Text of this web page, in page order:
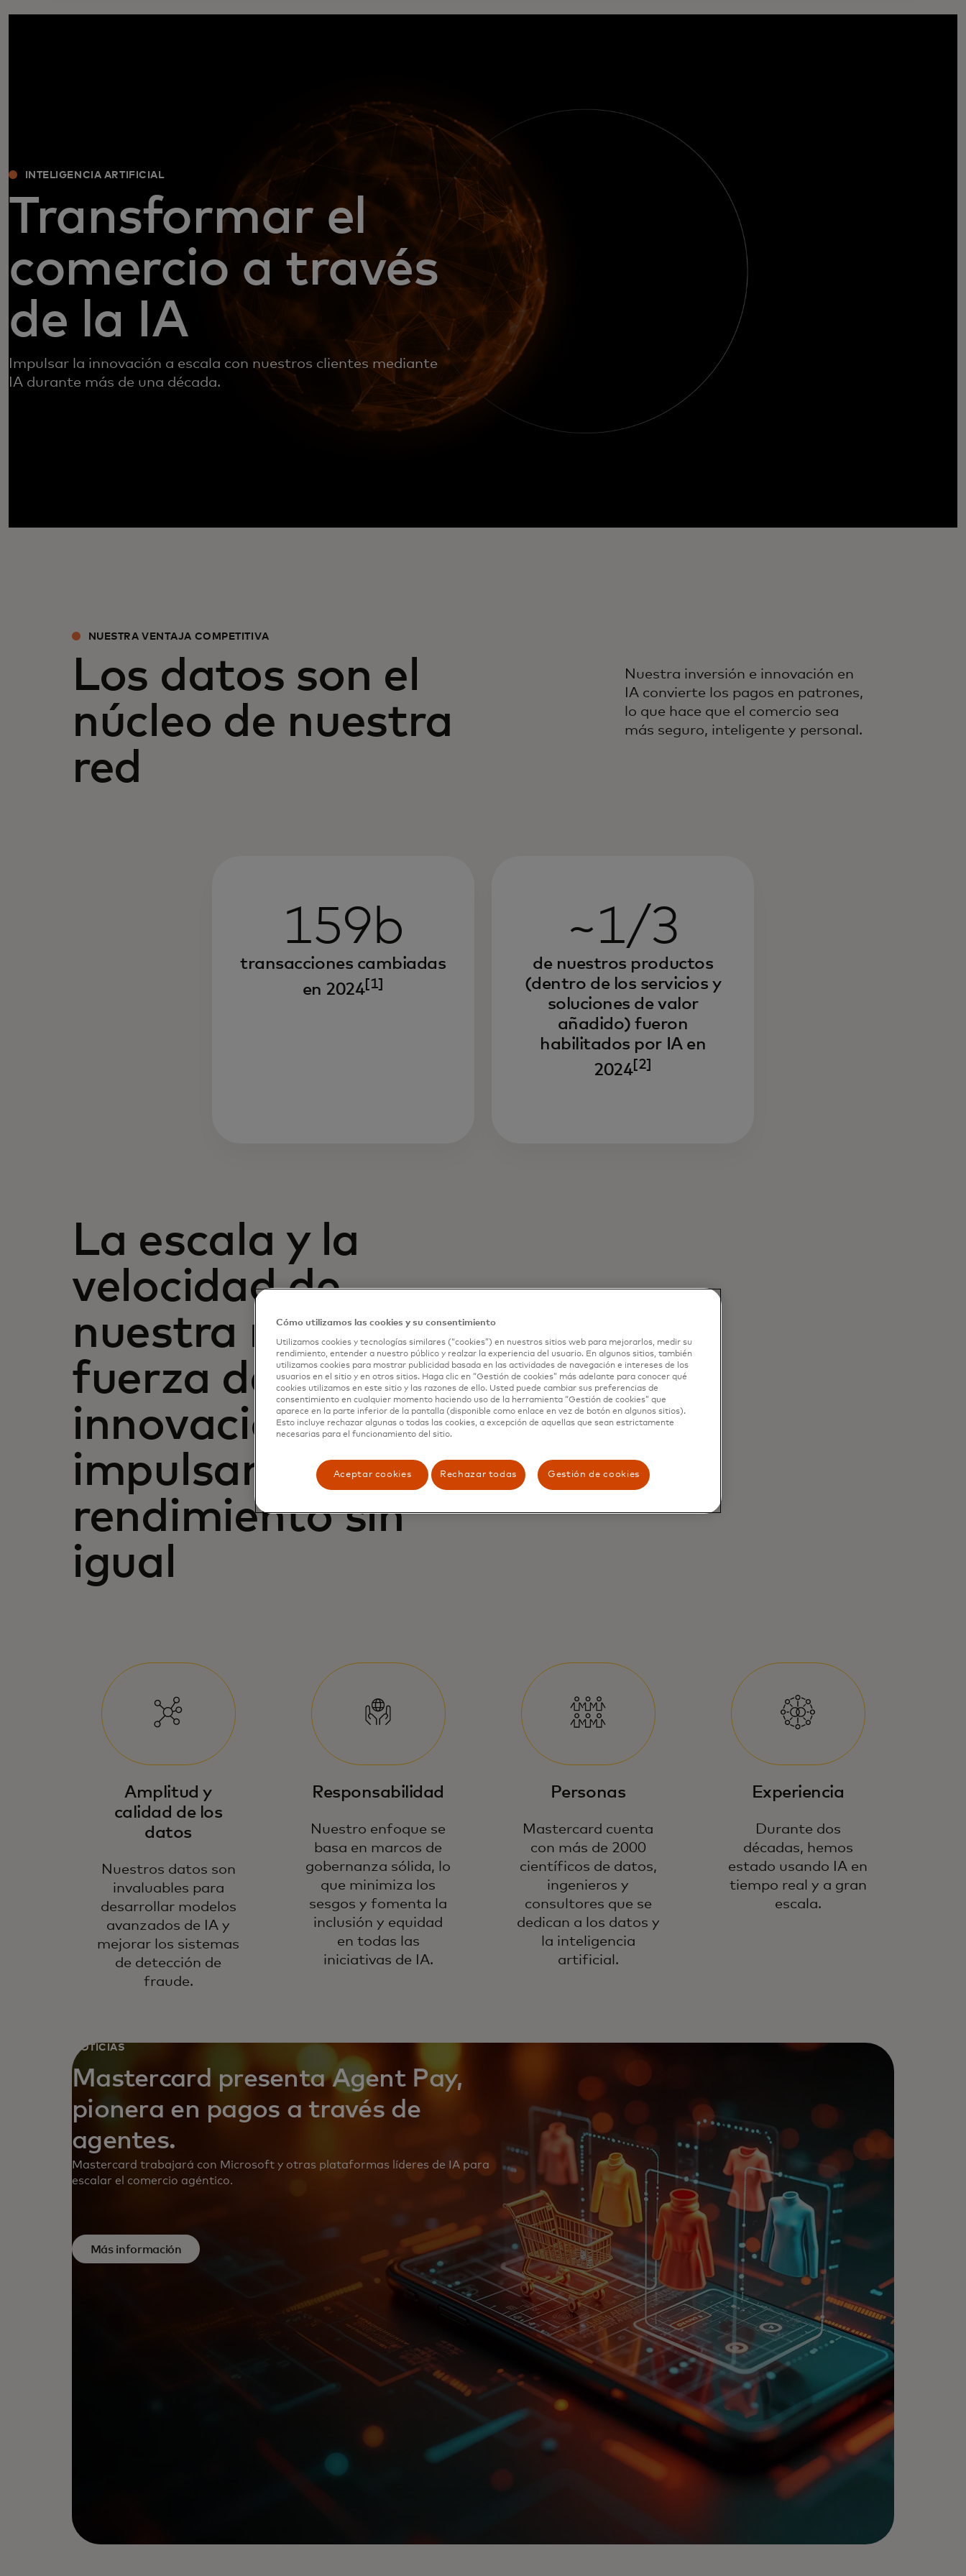
INTELIGENCIA ARTIFICIAL
Transformar el
comercio a través
de la IA
Impulsar la innovación a escala con nuestros clientes mediante
IA durante más de una década.
NUESTRA VENTAJA COMPETITIVA
Los datos son el
núcleo de nuestra
red
Nuestra inversión e innovación en
IA convierte los pagos en patrones,
lo que hace que el comercio sea
más seguro, inteligente y personal.
159b
transacciones cambiadas
en 2024[1]
~1/3
de nuestros productos
(dentro de los servicios y
soluciones de valor
añadido) fueron
habilitados por IA en
2024[2]
La escala y la
velocidad de
nuestra red y la
fuerza de nuestra
innovación
impulsan un
rendimiento sin
igual
Amplitud y
calidad de los
datos
Nuestros datos son
invaluables para
desarrollar modelos
avanzados de IA y
mejorar los sistemas
de detección de
fraude.
Responsabilidad
Nuestro enfoque se
basa en marcos de
gobernanza sólida, lo
que minimiza los
sesgos y fomenta la
inclusión y equidad
en todas las
iniciativas de IA.
Personas
Mastercard cuenta
con más de 2000
científicos de datos,
ingenieros y
consultores que se
dedican a los datos y
la inteligencia
artificial.
Experiencia
Durante dos
décadas, hemos
estado usando IA en
tiempo real y a gran
escala.
NOTICIAS
Mastercard presenta Agent Pay,
pionera en pagos a través de
agentes.
Mastercard trabajará con Microsoft y otras plataformas líderes de IA para
escalar el comercio agéntico.
Más información
Cómo utilizamos las cookies y su consentimiento
Utilizamos cookies y tecnologías similares (“cookies”) en nuestros sitios web para mejorarlos, medir su
rendimiento, entender a nuestro público y realzar la experiencia del usuario. En algunos sitios, también
utilizamos cookies para mostrar publicidad basada en las actividades de navegación e intereses de los
usuarios en el sitio y en otros sitios. Haga clic en “Gestión de cookies” más adelante para conocer qué
cookies utilizamos en este sitio y las razones de ello. Usted puede cambiar sus preferencias de
consentimiento en cualquier momento haciendo uso de la herramienta “Gestión de cookies” que
aparece en la parte inferior de la pantalla (disponible como enlace en vez de botón en algunos sitios).
Esto incluye rechazar algunas o todas las cookies, a excepción de aquellas que sean estrictamente
necesarias para el funcionamiento del sitio.
Aceptar cookies Rechazar todas Gestión de cookies